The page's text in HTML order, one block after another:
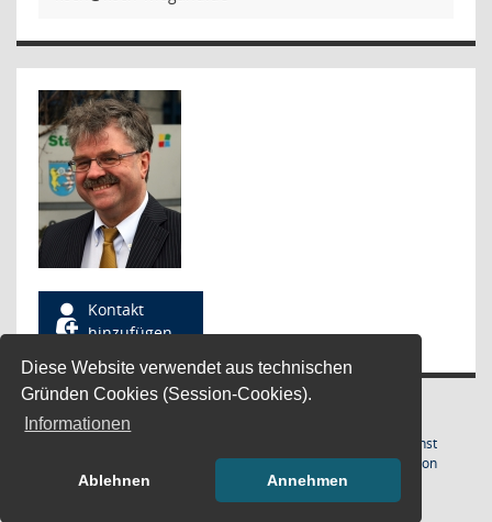
Diese Website verwendet aus technischen
Gründen Cookies (Session-Cookies).
Informationen
Ablehnen Annehmen
Kontakt
hinzufügen
Sitzungsdienst
Session(Wird in